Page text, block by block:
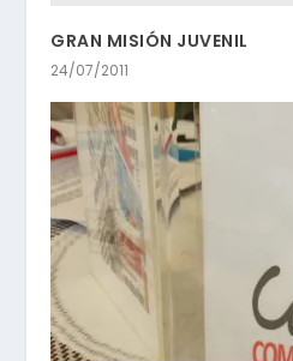
GRAN MISIÓN JUVENIL
24/07/2011